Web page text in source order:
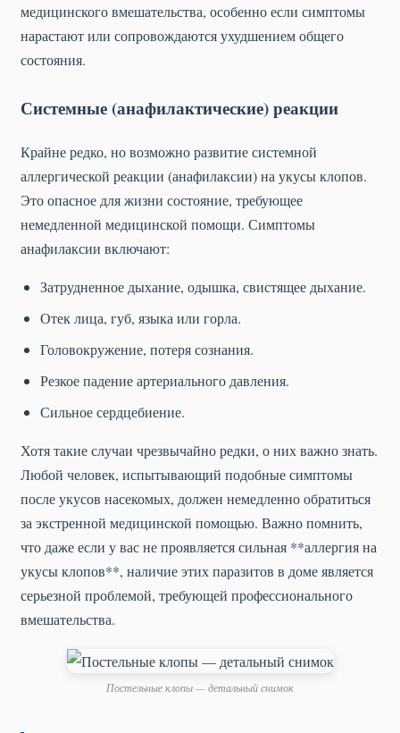
медицинского вмешательства, особенно если симптомы
нарастают или сопровождаются ухудшением общего
состояния.
Системные (анафилактические) реакции
Крайне редко, но возможно развитие системной
аллергической реакции (анафилаксии) на укусы клопов.
Это опасное для жизни состояние, требующее
немедленной медицинской помощи. Симптомы
анафилаксии включают:
Затрудненное дыхание, одышка, свистящее дыхание.
Отек лица, губ, языка или горла.
Головокружение, потеря сознания.
Резкое падение артериального давления.
Сильное сердцебиение.
Хотя такие случаи чрезвычайно редки, о них важно знать.
Любой человек, испытывающий подобные симптомы
после укусов насекомых, должен немедленно обратиться
за экстренной медицинской помощью. Важно помнить,
что даже если у вас не проявляется сильная **аллергия на
укусы клопов**, наличие этих паразитов в доме является
серьезной проблемой, требующей профессионального
вмешательства.
Постельные клопы — детальный снимок